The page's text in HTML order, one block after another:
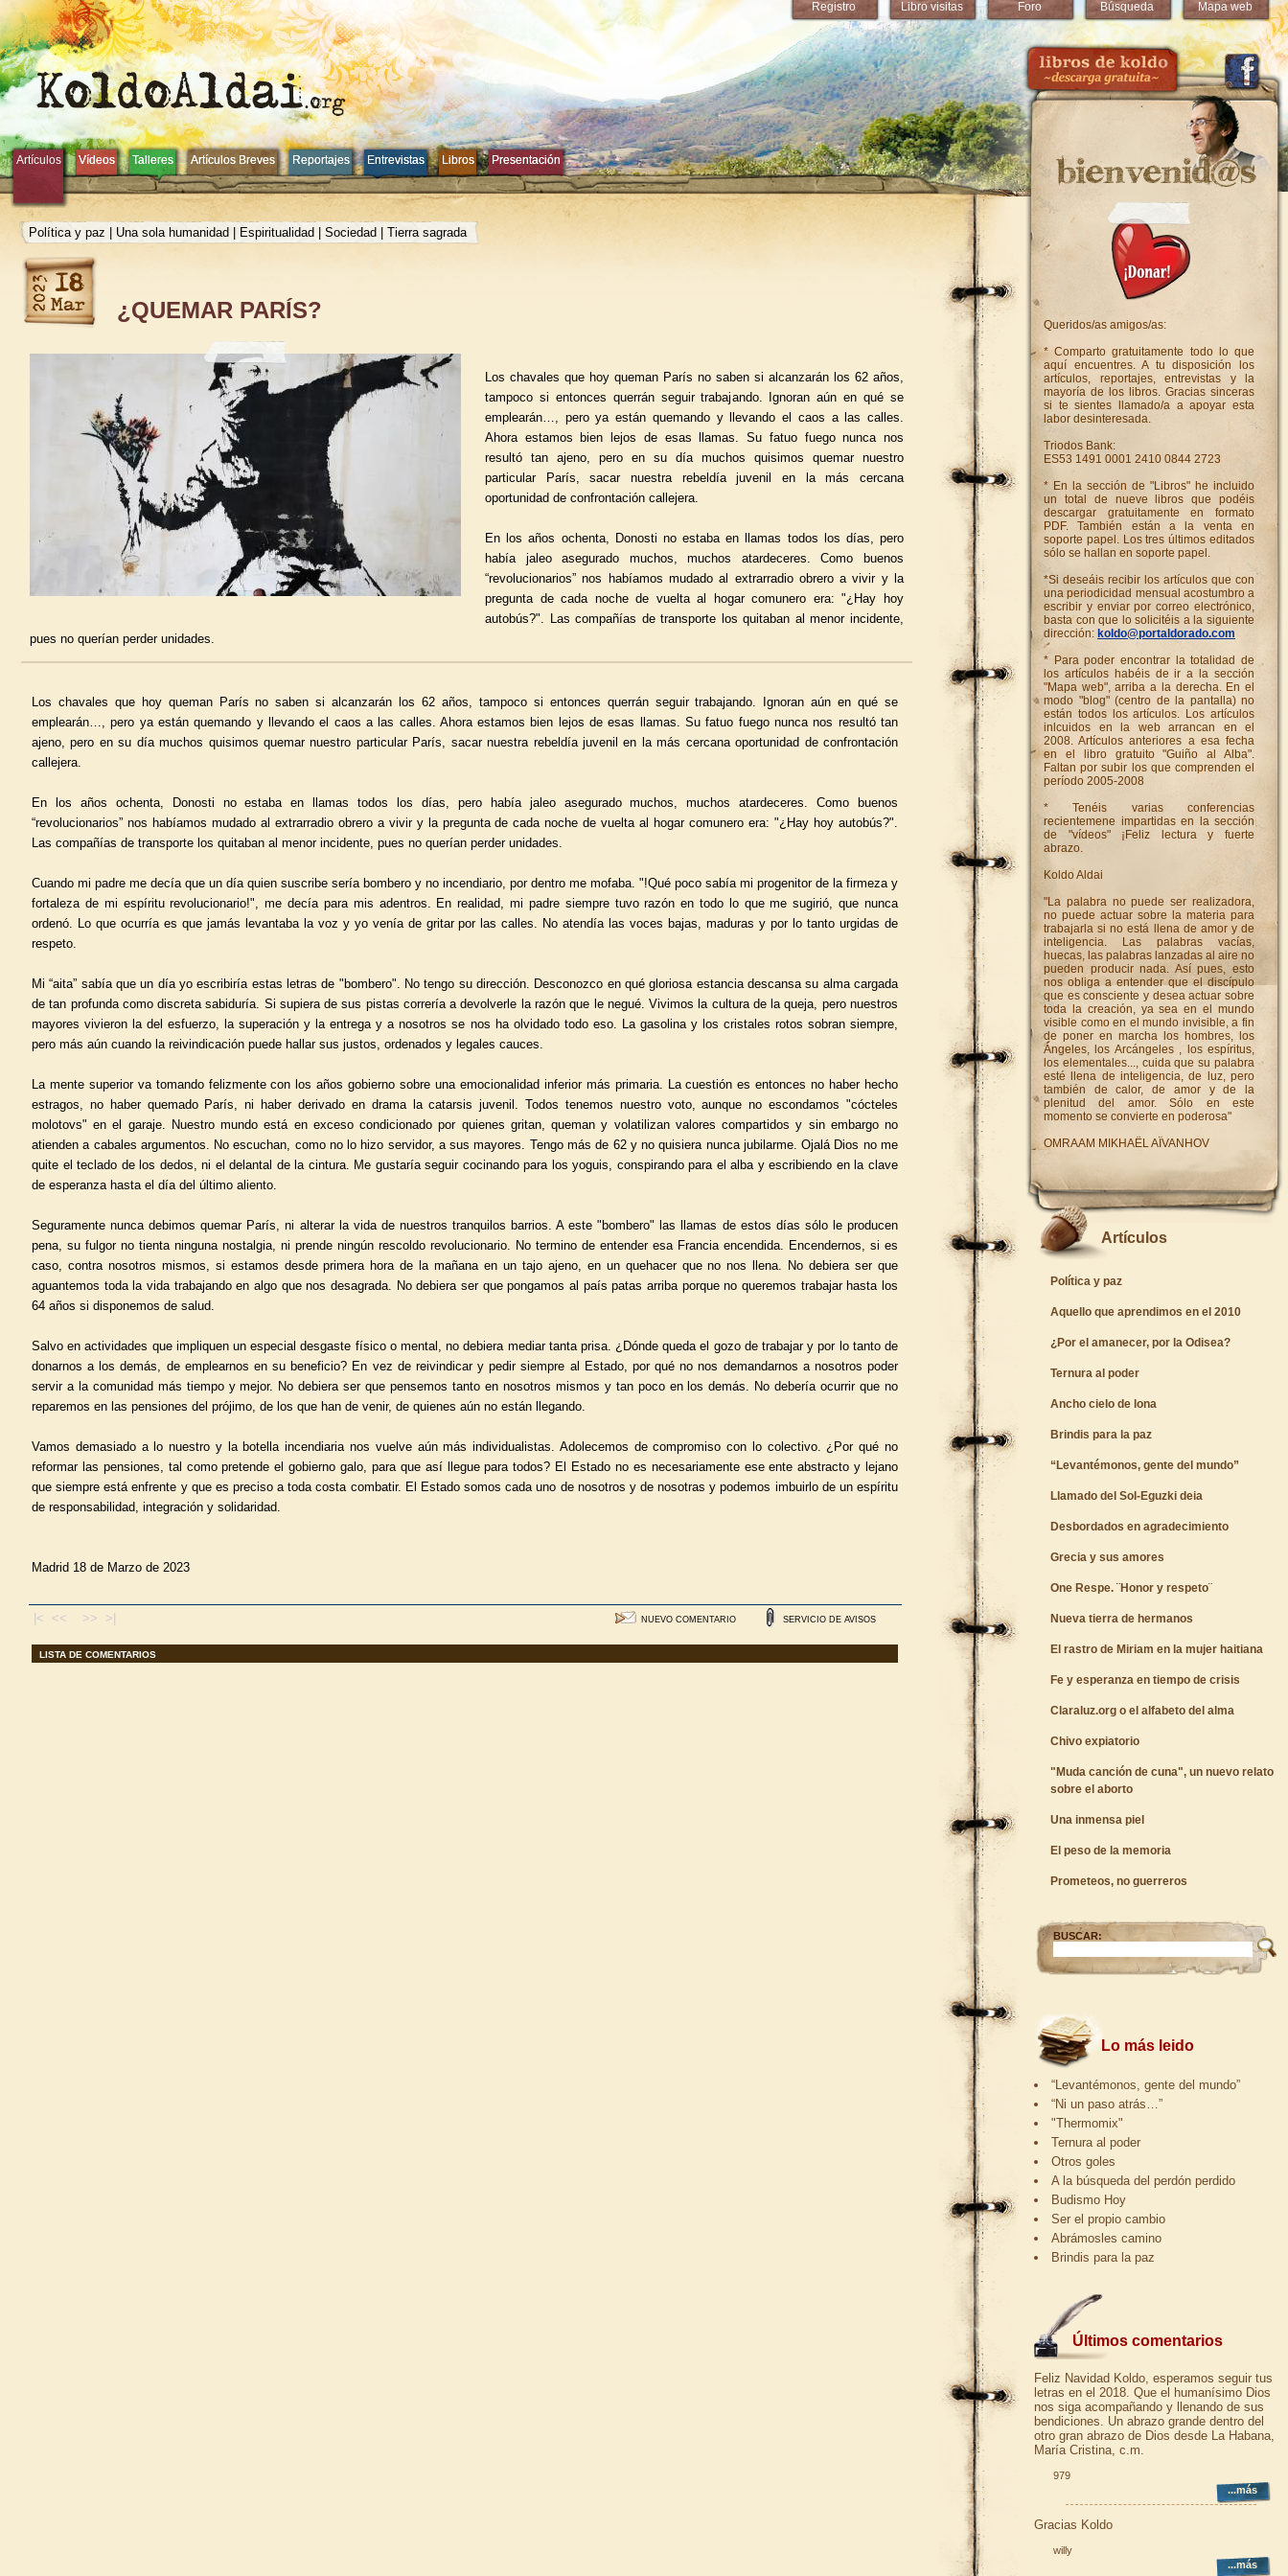
Mapa web
Búsqueda
Foro
Libro visitas
Registro
Queridos/as amigos/as:
* Comparto gratuitamente todo lo que
aquí encuentres. A tu disposición los
artículos, reportajes, entrevistas y la
mayoría de los libros. Gracias sinceras
si te sientes llamado/a a apoyar esta
labor desinteresada.
Triodos Bank:
ES53 1491 0001 2410 0844 2723
* En la sección de "Libros" he incluido
un total de nueve libros que podéis
descargar gratuitamente en formato
PDF. También están a la venta en
soporte papel. Los tres últimos editados
sólo se hallan en soporte papel.
*Si deseáis recibir los artículos que con
una periodicidad mensual acostumbro a
escribir y enviar por correo electrónico,
basta con que lo solicitéis a la siguiente
dirección: koldo@portaldorado.com
* Para poder encontrar la totalidad de
los artículos habéis de ir a la sección
"Mapa web", arriba a la derecha. En el
modo "blog" (centro de la pantalla) no
están todos los artículos. Los artículos
inlcuidos en la web arrancan en el
2008. Artículos anteriores a esa fecha
en el libro gratuito "Guiño al Alba".
Faltan por subir los que comprenden el
período 2005-2008
* Tenéis varias conferencias
recientemene impartidas en la sección
de "vídeos" ¡Feliz lectura y fuerte
abrazo.
Koldo Aldai
"La palabra no puede ser realizadora,
no puede actuar sobre la materia para
trabajarla si no está llena de amor y de
inteligencia. Las palabras vacías,
huecas, las palabras lanzadas al aire no
pueden producir nada. Así pues, esto
nos obliga a entender que el discípulo
que es consciente y desea actuar sobre
toda la creación, ya sea en el mundo
visible como en el mundo invisible, a fin
de poner en marcha los hombres, los
Ángeles, los Arcángeles , los espíritus,
los elementales..., cuida que su palabra
esté llena de inteligencia, de luz, pero
también de calor, de amor y de la
plenitud del amor. Sólo en este
momento se convierte en poderosa"
OMRAAM MIKHAËL AÏVANHOV
Artículos
Política y paz
Aquello que aprendimos en el 2010
¿Por el amanecer, por la Odisea?
Ternura al poder
Ancho cielo de lona
Brindis para la paz
“Levantémonos, gente del mundo”
Llamado del Sol-Eguzki deia
Desbordados en agradecimiento
Grecia y sus amores
One Respe. ¨Honor y respeto¨
Nueva tierra de hermanos
El rastro de Miriam en la mujer haitiana
Fe y esperanza en tiempo de crisis
Claraluz.org o el alfabeto del alma
Chivo expiatorio
"Muda canción de cuna", un nuevo relato
sobre el aborto
Una inmensa piel
El peso de la memoria
Prometeos, no guerreros
BUSCAR:
Lo más leido
“Levantémonos, gente del mundo”
“Ni un paso atrás…”
"Thermomix"
Ternura al poder
Otros goles
A la búsqueda del perdón perdido
Budismo Hoy
Ser el propio cambio
Abrámosles camino
Brindis para la paz
Últimos comentarios
Feliz Navidad Koldo, esperamos seguir tus
letras en el 2018. Que el humanísimo Dios
nos siga acompañando y llenando de sus
bendiciones. Un abrazo grande dentro del
otro gran abrazo de Dios desde La Habana,
María Cristina, c.m.
979
...más
Gracias Koldo
willy
...más
Artículos Vídeos Talleres Artículos Breves Reportajes Entrevistas Libros Presentación
Artículos Vídeos Talleres Artículos Breves Reportajes Entrevistas Libros Presentación
Política y paz Una sola humanidad Espiritualidad Sociedad Tierra sagrada
¿QUEMAR PARÍS?
Los chavales que hoy queman París no saben si alcanzarán los 62 años,
tampoco si entonces querrán seguir trabajando. Ignoran aún en qué se
emplearán…, pero ya están quemando y llevando el caos a las calles.
Ahora estamos bien lejos de esas llamas. Su fatuo fuego nunca nos
resultó tan ajeno, pero en su día muchos quisimos quemar nuestro
particular París, sacar nuestra rebeldía juvenil en la más cercana
oportunidad de confrontación callejera.
En los años ochenta, Donosti no estaba en llamas todos los días, pero
había jaleo asegurado muchos, muchos atardeceres. Como buenos
“revolucionarios” nos habíamos mudado al extrarradio obrero a vivir y la
pregunta de cada noche de vuelta al hogar comunero era: "¿Hay hoy
autobús?". Las compañías de transporte los quitaban al menor incidente,
pues no querían perder unidades.
Los chavales que hoy queman París no saben si alcanzarán los 62 años, tampoco si entonces querrán seguir trabajando. Ignoran aún en qué se
emplearán…, pero ya están quemando y llevando el caos a las calles. Ahora estamos bien lejos de esas llamas. Su fatuo fuego nunca nos resultó tan
ajeno, pero en su día muchos quisimos quemar nuestro particular París, sacar nuestra rebeldía juvenil en la más cercana oportunidad de confrontación
callejera.
En los años ochenta, Donosti no estaba en llamas todos los días, pero había jaleo asegurado muchos, muchos atardeceres. Como buenos
“revolucionarios” nos habíamos mudado al extrarradio obrero a vivir y la pregunta de cada noche de vuelta al hogar comunero era: "¿Hay hoy autobús?".
Las compañías de transporte los quitaban al menor incidente, pues no querían perder unidades.
Cuando mi padre me decía que un día quien suscribe sería bombero y no incendiario, por dentro me mofaba. "!Qué poco sabía mi progenitor de la firmeza y
fortaleza de mi espíritu revolucionario!", me decía para mis adentros. En realidad, mi padre siempre tuvo razón en todo lo que me sugirió, que nunca
ordenó. Lo que ocurría es que jamás levantaba la voz y yo venía de gritar por las calles. No atendía las voces bajas, maduras y por lo tanto urgidas de
respeto.
Mi “aita” sabía que un día yo escribiría estas letras de "bombero". No tengo su dirección. Desconozco en qué gloriosa estancia descansa su alma cargada
de tan profunda como discreta sabiduría. Si supiera de sus pistas correría a devolverle la razón que le negué. Vivimos la cultura de la queja, pero nuestros
mayores vivieron la del esfuerzo, la superación y la entrega y a nosotros se nos ha olvidado todo eso. La gasolina y los cristales rotos sobran siempre,
pero más aún cuando la reivindicación puede hallar sus justos, ordenados y legales cauces.
La mente superior va tomando felizmente con los años gobierno sobre una emocionalidad inferior más primaria. La cuestión es entonces no haber hecho
estragos, no haber quemado París, ni haber derivado en drama la catarsis juvenil. Todos tenemos nuestro voto, aunque no escondamos "cócteles
molotovs" en el garaje. Nuestro mundo está en exceso condicionado por quienes gritan, queman y volatilizan valores compartidos y sin embargo no
atienden a cabales argumentos. No escuchan, como no lo hizo servidor, a sus mayores. Tengo más de 62 y no quisiera nunca jubilarme. Ojalá Dios no me
quite el teclado de los dedos, ni el delantal de la cintura. Me gustaría seguir cocinando para los yoguis, conspirando para el alba y escribiendo en la clave
de esperanza hasta el día del último aliento.
Seguramente nunca debimos quemar París, ni alterar la vida de nuestros tranquilos barrios. A este "bombero" las llamas de estos días sólo le producen
pena, su fulgor no tienta ninguna nostalgia, ni prende ningún rescoldo revolucionario. No termino de entender esa Francia encendida. Encendernos, si es
caso, contra nosotros mismos, si estamos desde primera hora de la mañana en un tajo ajeno, en un quehacer que no nos llena. No debiera ser que
aguantemos toda la vida trabajando en algo que nos desagrada. No debiera ser que pongamos al país patas arriba porque no queremos trabajar hasta los
64 años si disponemos de salud.
Salvo en actividades que impliquen un especial desgaste físico o mental, no debiera mediar tanta prisa. ¿Dónde queda el gozo de trabajar y por lo tanto de
donarnos a los demás, de emplearnos en su beneficio? En vez de reivindicar y pedir siempre al Estado, por qué no nos demandarnos a nosotros poder
servir a la comunidad más tiempo y mejor. No debiera ser que pensemos tanto en nosotros mismos y tan poco en los demás. No debería ocurrir que no
reparemos en las pensiones del prójimo, de los que han de venir, de quienes aún no están llegando.
Vamos demasiado a lo nuestro y la botella incendiaria nos vuelve aún más individualistas. Adolecemos de compromiso con lo colectivo. ¿Por qué no
reformar las pensiones, tal como pretende el gobierno galo, para que así llegue para todos? El Estado no es necesariamente ese ente abstracto y lejano
que siempre está enfrente y que es preciso a toda costa combatir. El Estado somos cada uno de nosotros y de nosotras y podemos imbuirlo de un espíritu
de responsabilidad, integración y solidaridad.
Madrid 18 de Marzo de 2023
|< << >> >| NUEVO COMENTARIO SERVICIO DE AVISOS
LISTA DE COMENTARIOS